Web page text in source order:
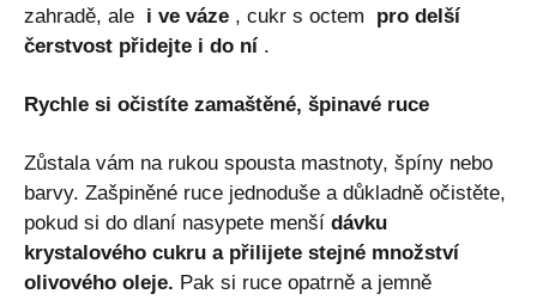
zahradě, ale i ve váze , cukr s octem pro delší
čerstvost přidejte i do ní .
Rychle si očistíte zamaštěné, špinavé ruce
Zůstala vám na rukou spousta mastnoty, špíny nebo
barvy. Zašpiněné ruce jednoduše a důkladně očistěte,
pokud si do dlaní nasypete menší dávku
krystalového cukru a přilijete stejné množství
olivového oleje. Pak si ruce opatrně a jemně